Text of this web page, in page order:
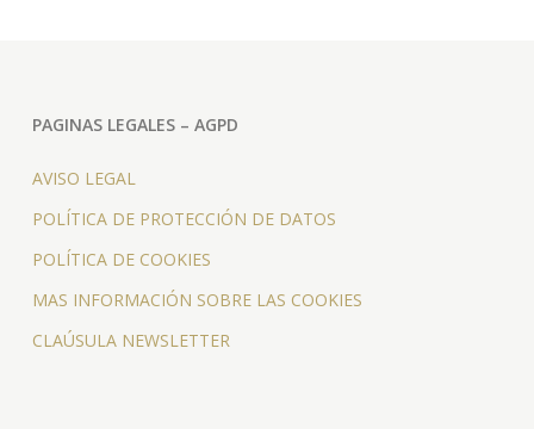
PAGINAS LEGALES – AGPD
AVISO LEGAL
POLÍTICA DE PROTECCIÓN DE DATOS
POLÍTICA DE COOKIES
MAS INFORMACIÓN SOBRE LAS COOKIES
CLAÚSULA NEWSLETTER